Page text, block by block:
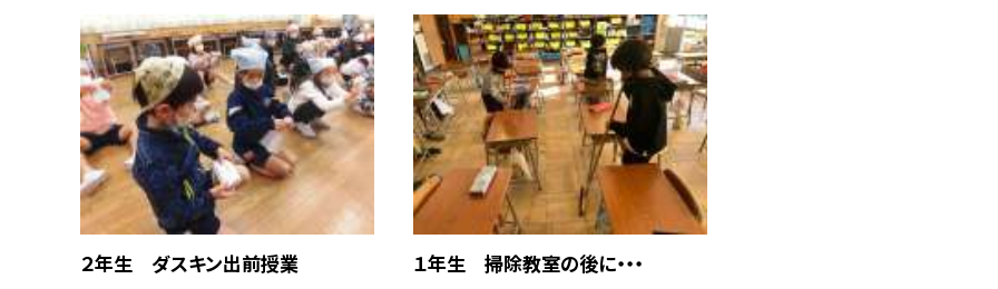
２年生 ダスキン出前授業 １年生 掃除教室の後に・・・